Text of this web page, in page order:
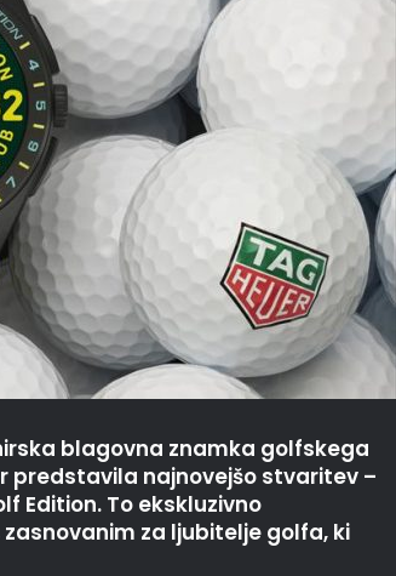
blagovna znamka golfskega
predstavila najnovejšo stvaritev –
Edition. To ekskluzivno
za ljubitelje golfa, ki